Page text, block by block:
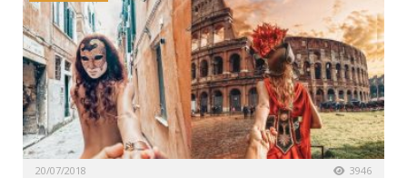
20/07/2018 3946